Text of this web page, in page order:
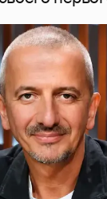
Богомолов: в
на